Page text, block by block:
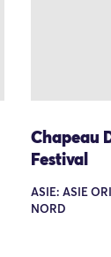
Chapeau
Festival
ASIE: ASIE
NORD